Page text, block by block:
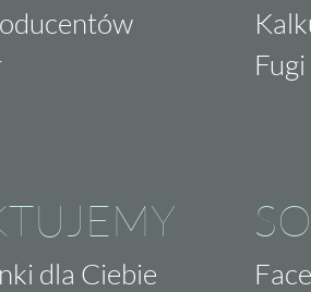
dla Ciebie